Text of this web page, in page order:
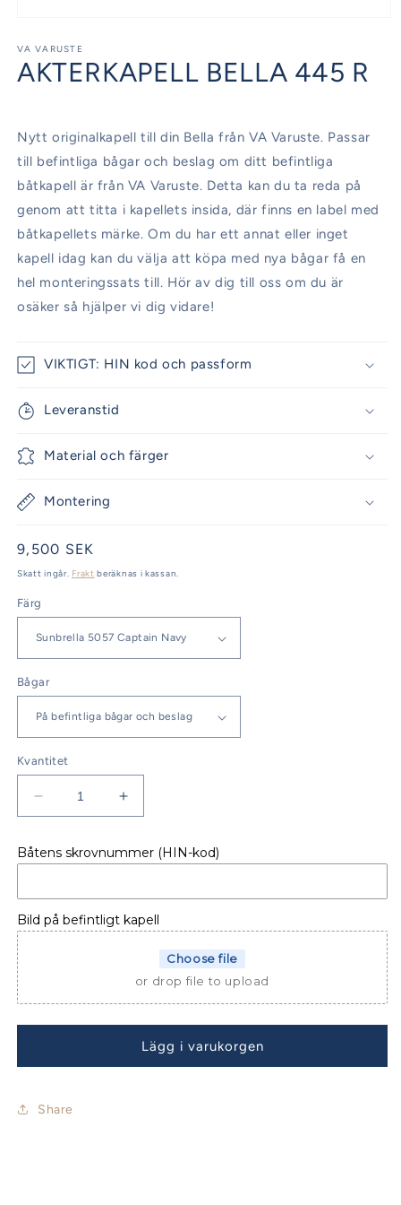
1
modalfönster
VA VARUSTE
AKTERKAPELL BELLA 445 R
Nytt originalkapell till din Bella från VA Varuste. Passar
till befintliga bågar och beslag om ditt befintliga
båtkapell är från VA Varuste. Detta kan du ta reda på
genom att titta i kapellets insida, där finns en label med
båtkapellets märke. Om du har ett annat eller inget
kapell idag kan du välja att köpa med nya bågar få en
hel monteringssats till. Hör av dig till oss om du är
osäker så hjälper vi dig vidare!
VIKTIGT: HIN kod och passform
Leveranstid
Material och färger
Montering
Ordinarie
pris
9,500 SEK
Skatt ingår. Frakt beräknas i kassan.
Färg
Bågar
Kvantitet
Minska
kvantitet
AKTERKAPELL
445
R
Öka
kvantitet
AKTERKAPELL
445
R
Båtens skrovnummer (HIN-kod)
Bild på befintligt kapell
Choose file
or drop file to upload
Lägg i varukorgen
Share